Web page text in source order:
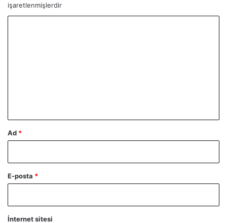
işaretlenmişlerdir
Ad *
E-posta *
İnternet sitesi